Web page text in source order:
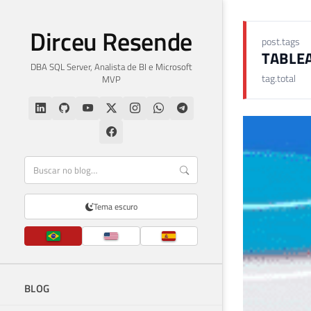
Dirceu Resende
DBA SQL Server, Analista de BI e Microsoft
MVP
Tema escuro
BLOG
post.tags
tag.total